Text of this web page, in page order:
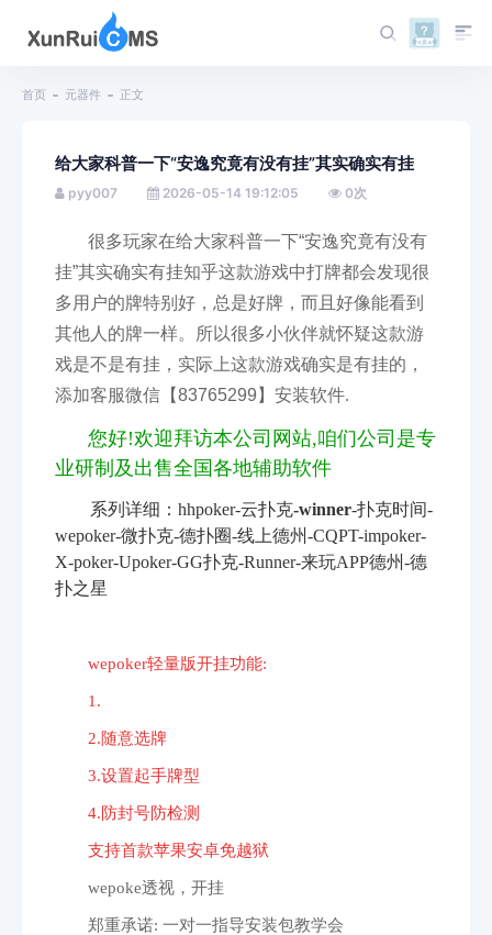
首页 元器件 正文
给大家科普一下“安逸究竟有没有挂”其实确实有挂
pyy007 2026-05-14 19:12:05 0次
很多玩家在给大家科普一下“安逸究竟有没有
挂”其实确实有挂知乎这款游戏中打牌都会发现很
多用户的牌特别好，总是好牌，而且好像能看到
其他人的牌一样。所以很多小伙伴就怀疑这款游
戏是不是有挂，实际上这款游戏确实是有挂的，
添加客服微信【83765299 】安装软件.
您好!欢迎拜访本公司网站,咱们公司是专
业研制及出售全国各地辅助软件
系列详细：hhpoker-云扑克-winner-扑克时间-
wepoker-微扑克-德扑圈-线上德州-CQPT-impoker-
X-poker-Upoker-GG扑克-Runner-来玩APP德州-德
扑之星
wepoker轻量版开挂功能:
1.
2.随意选牌
3.设置起手牌型
4.防封号防检测
支持首款苹果安卓免越狱
wepoke透视，开挂
郑重承诺: 一对一指导安装包教学会